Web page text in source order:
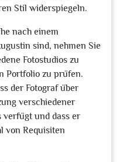
Stil widerspiegeln.
nach einem
sind, nehmen Sie
Fotostudios zu
Portfolio zu prüfen.
der Fotograf über
verschiedener
und dass er
von Requisiten